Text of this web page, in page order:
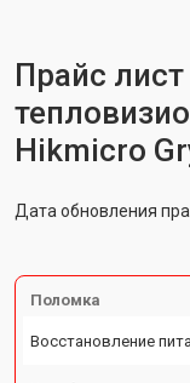
Прайс
Hikmicro
Дата обновления
Поломка
Восстановление